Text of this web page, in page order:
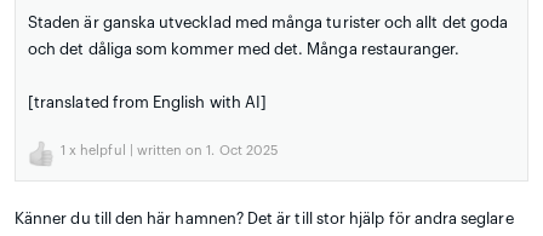
Staden är ganska utvecklad med många turister och allt det goda
och det dåliga som kommer med det. Många restauranger.
[translated from English with AI]
1 x helpful | written on 1. Oct 2025
Känner du till den här hamnen? Det är till stor hjälp för andra seglare